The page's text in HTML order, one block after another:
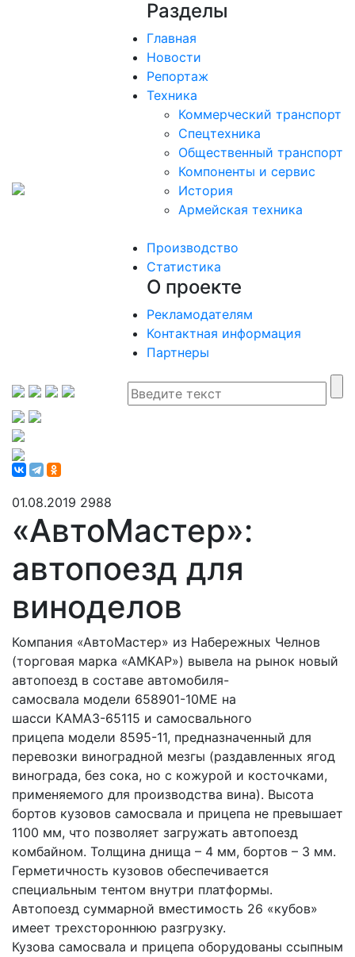
Разделы
Главная
Новости
Репортаж
Техника
Коммерческий транспорт
Спецтехника
Общественный транспорт
Компоненты и сервис
История
Армейская техника
Производство
Статистика
О проекте
Рекламодателям
Контактная информация
Партнеры
01.08.2019 2988
«АвтоМастер»:
автопоезд для
виноделов
Компания «АвтоМастер» из Набережных Челнов
(торговая марка «АМКАР») вывела на рынок новый
автопоезд в составе автомобиля-
самосвала модели 658901-10ME на
шасси КАМАЗ-65115 и самосвального
прицепа модели 8595-11, предназначенный для
перевозки виноградной мезгы (раздавленных ягод
винограда, без сока, но с кожурой и косточками,
применяемого для производства вина). Высота
бортов кузовов самосвала и прицепа не превышает
1100 мм, что позволяет загружать автопоезд
комбайном. Толщина днища – 4 мм, бортов – 3 мм.
Герметичность кузовов обеспечивается
специальным тентом внутри платформы.
Автопоезд суммарной вместимость 26 «кубов»
имеет трехстороннюю разгрузку.
Кузова самосвала и прицепа оборудованы ссыпным